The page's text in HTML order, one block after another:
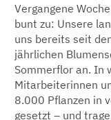
Vergangene
bunt zu: Unsere
uns bereits seit
jährlichen
Sommerflor an. In
Mitarbeiterinnen
8.000 Pflanzen in
gesetzt – und